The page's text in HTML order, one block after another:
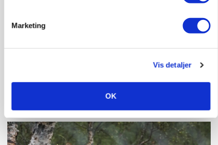
Marketing
Vis detaljer
OK
Uændret notering: Spæde lyspunkter i fortsat